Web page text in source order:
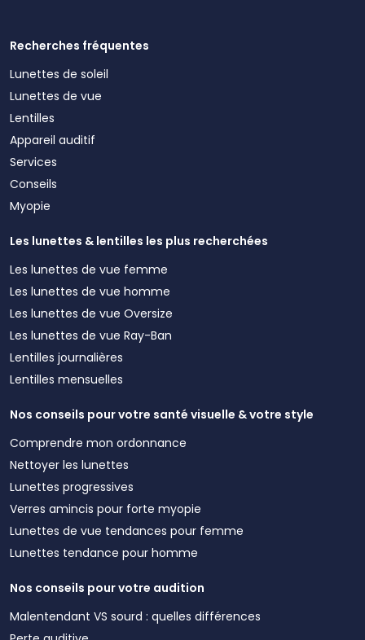
Recherches fréquentes
Lunettes de soleil
Lunettes de vue
Lentilles
Appareil auditif
Services
Conseils
Myopie
Les lunettes & lentilles les plus recherchées
Les lunettes de vue femme
Les lunettes de vue homme
Les lunettes de vue Oversize
Les lunettes de vue Ray-Ban
Lentilles journalières
Lentilles mensuelles
Nos conseils pour votre santé visuelle & votre style
Comprendre mon ordonnance
Nettoyer les lunettes
Lunettes progressives
Verres amincis pour forte myopie
Lunettes de vue tendances pour femme
Lunettes tendance pour homme
Nos conseils pour votre audition
Malentendant VS sourd : quelles différences